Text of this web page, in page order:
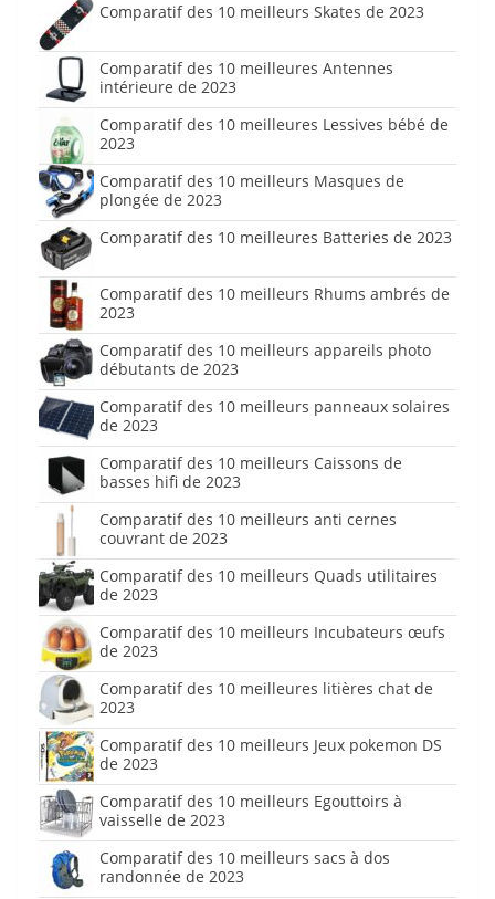
Comparatif des 10 meilleurs Skates de 2023
Comparatif des 10 meilleures Antennes
intérieure de 2023
Comparatif des 10 meilleures Lessives bébé de
2023
Comparatif des 10 meilleurs Masques de
plongée de 2023
Comparatif des 10 meilleures Batteries de 2023
Comparatif des 10 meilleurs Rhums ambrés de
2023
Comparatif des 10 meilleurs appareils photo
débutants de 2023
Comparatif des 10 meilleurs panneaux solaires
de 2023
Comparatif des 10 meilleurs Caissons de
basses hifi de 2023
Comparatif des 10 meilleurs anti cernes
couvrant de 2023
Comparatif des 10 meilleurs Quads utilitaires
de 2023
Comparatif des 10 meilleurs Incubateurs œufs
de 2023
Comparatif des 10 meilleures litières chat de
2023
Comparatif des 10 meilleurs Jeux pokemon DS
de 2023
Comparatif des 10 meilleurs Egouttoirs à
vaisselle de 2023
Comparatif des 10 meilleurs sacs à dos
randonnée de 2023